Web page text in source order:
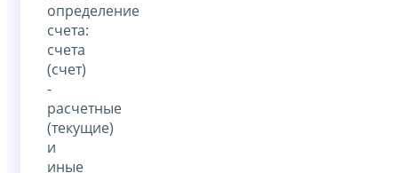
определение
счета:
счета
(счет)
-
расчетные
(текущие)
и
иные